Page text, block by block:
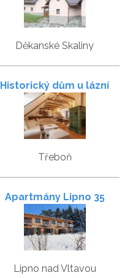
Děkanské Skaliny
Historický dům u lázní
Třeboň
Apartmány Lipno 35
Lipno nad Vltavou